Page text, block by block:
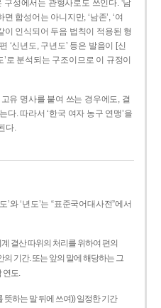
구성에서는 관형사로도 쓰인다. ‘남
합성어는 아니지만, ‘남존’, ‘여
이 인식되어 두음 법칙이 적용된 형
‘신년도, 구년도’ 등은 발음이 [신
’로 분석되는 구조이므로 이 규정이
유 명사를 붙여 쓰는 경우에도, 결
다. 따라서 ‘한국 여자 농구 연맹’을
다.
와 ‘년도’는 “표준국어대사전”에서
계 결산 따위의 처리를 위하여 편의
의 기간. 또는 앞의 말에 해당하는 그
연도.
뜻하는 말 뒤에 쓰여)) 일정한 기간